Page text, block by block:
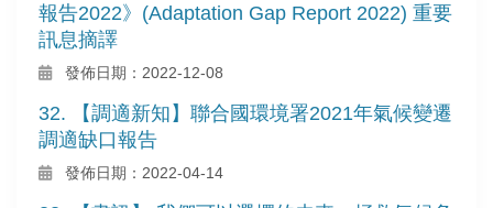
報告2022》(Adaptation Gap Report 2022) 重要
訊息摘譯
發佈日期：2022-12-08
32. 【調適新知】聯合國環境署2021年氣候變遷
調適缺口報告
發佈日期：2022-04-14